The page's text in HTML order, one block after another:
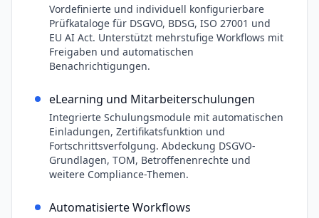
Vordefinierte und individuell konfigurierbare
Prüfkataloge für DSGVO, BDSG, ISO 27001 und
EU AI Act. Unterstützt mehrstufige Workflows mit
Freigaben und automatischen
Benachrichtigungen.
eLearning und Mitarbeiterschulungen
Integrierte Schulungsmodule mit automatischen
Einladungen, Zertifikatsfunktion und
Fortschrittsverfolgung. Abdeckung DSGVO-
Grundlagen, TOM, Betroffenenrechte und
weitere Compliance-Themen.
Automatisierte Workflows